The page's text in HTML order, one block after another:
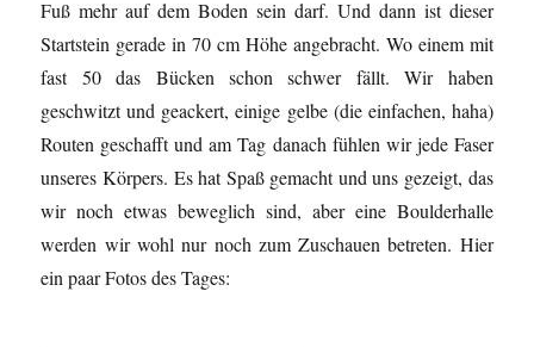
Fuß mehr auf dem Boden sein darf. Und dann ist dieser
Startstein gerade in 70 cm Höhe angebracht. Wo einem mit
fast 50 das Bücken schon schwer fällt. Wir haben
geschwitzt und geackert, einige gelbe (die einfachen, haha)
Routen geschafft und am Tag danach fühlen wir jede Faser
unseres Körpers. Es hat Spaß gemacht und uns gezeigt, das
wir noch etwas beweglich sind, aber eine Boulderhalle
werden wir wohl nur noch zum Zuschauen betreten. Hier
ein paar Fotos des Tages: